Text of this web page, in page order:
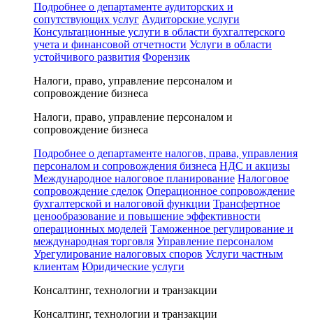
Подробнее о департаменте аудиторских и
сопутствующих услуг Аудиторские услуги
Консультационные услуги в области бухгалтерского
учета и финансовой отчетности Услуги в области
устойчивого развития Форензик
Налоги, право, управление персоналом и
сопровождение бизнеса
Налоги, право, управление персоналом и
сопровождение бизнеса
Подробнее о департаменте налогов, права, управления
персоналом и сопровождения бизнеса НДС и акцизы
Международное налоговое планирование Налоговое
сопровождение сделок Операционное сопровождение
бухгалтерской и налоговой функции Трансфертное
ценообразование и повышение эффективности
операционных моделей Таможенное регулирование и
международная торговля Управление персоналом
Урегулирование налоговых споров Услуги частным
клиентам Юридические услуги
Консалтинг, технологии и транзакции
Консалтинг, технологии и транзакции